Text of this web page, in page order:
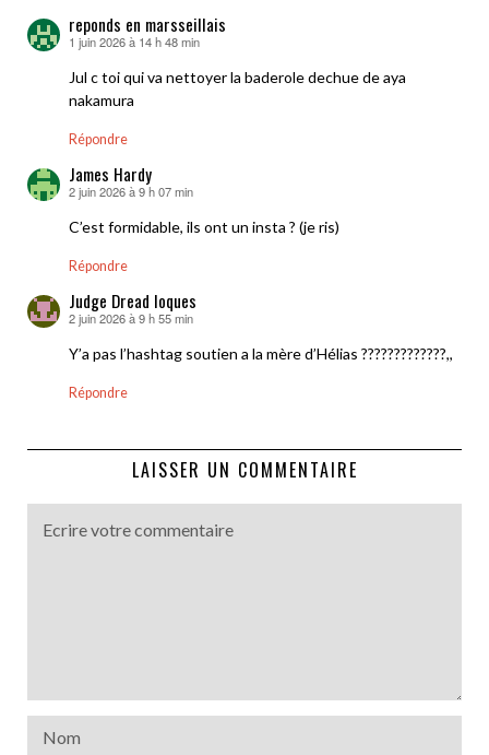
reponds en marsseillais
dit :
1 juin 2026 à 14 h 48 min
Jul c toi qui va nettoyer la baderole dechue de aya
nakamura
Répondre
James Hardy
dit :
2 juin 2026 à 9 h 07 min
C’est formidable, ils ont un insta ? (je ris)
Répondre
Judge Dread loques
dit :
2 juin 2026 à 9 h 55 min
Y’a pas l’hashtag soutien a la mère d’Hélias ?????????????,,
Répondre
LAISSER UN COMMENTAIRE